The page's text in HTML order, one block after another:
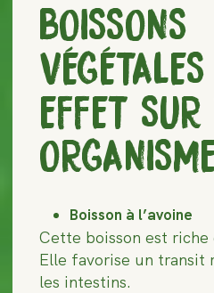
BOISSONS
EFFET SUR
Boisson à l’avoine
Cette boisson est riche
Elle favorise un transit
les intestins.